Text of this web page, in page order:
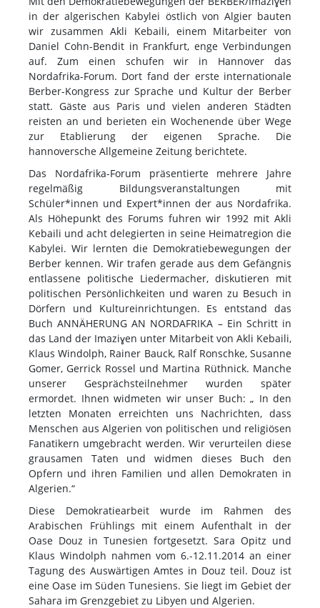
in der algerischen Kabylei östlich von Algier bauten
wir zusammen Akli Kebaili, einem Mitarbeiter von
Daniel Cohn-Bendit in Frankfurt, enge Verbindungen
auf. Zum einen schufen wir in Hannover das
Nordafrika-Forum. Dort fand der erste internationale
Berber-Kongress zur Sprache und Kultur der Berber
statt. Gäste aus Paris und vielen anderen Städten
reisten an und berieten ein Wochenende über Wege
zur Etablierung der eigenen Sprache. Die
hannoversche Allgemeine Zeitung berichtete.
Das Nordafrika-Forum präsentierte mehrere Jahre
regelmäßig Bildungsveranstaltungen mit
Schüler*innen und Expert*innen der aus Nordafrika.
Als Höhepunkt des Forums fuhren wir 1992 mit Akli
Kebaili und acht delegierten in seine Heimatregion die
Kabylei. Wir lernten die Demokratiebewegungen der
Berber kennen. Wir trafen gerade aus dem Gefängnis
entlassene politische Liedermacher, diskutieren mit
politischen Persönlichkeiten und waren zu Besuch in
Dörfern und Kultureinrichtungen. Es entstand das
Buch ANNÄHERUNG AN NORDAFRIKA – Ein Schritt in
das Land der Imaziɣen unter Mitarbeit von Akli Kebaili,
Klaus Windolph, Rainer Bauck, Ralf Ronschke, Susanne
Gomer, Gerrick Rossel und Martina Rüthnick. Manche
unserer Gesprächsteilnehmer wurden später
ermordet. Ihnen widmeten wir unser Buch: „ In den
letzten Monaten erreichten uns Nachrichten, dass
Menschen aus Algerien von politischen und religiösen
Fanatikern umgebracht werden. Wir verurteilen diese
grausamen Taten und widmen dieses Buch den
Opfern und ihren Familien und allen Demokraten in
Algerien.“
Diese Demokratiearbeit wurde im Rahmen des
Arabischen Frühlings mit einem Aufenthalt in der
Oase Douz in Tunesien fortgesetzt. Sara Opitz und
Klaus Windolph nahmen vom 6.-12.11.2014 an einer
Tagung des Auswärtigen Amtes in Douz teil. Douz ist
eine Oase im Süden Tunesiens. Sie liegt im Gebiet der
Sahara im Grenzgebiet zu Libyen und Algerien.